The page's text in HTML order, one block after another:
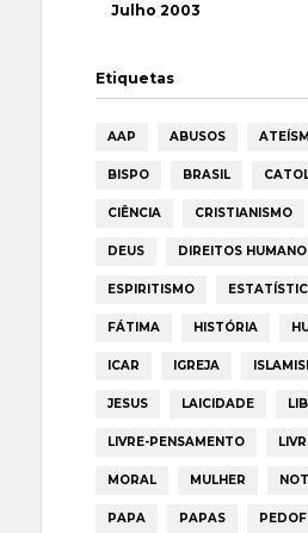
Julho 2003
Etiquetas
AAP ABUSOS
BISPO BRASIL
CIÊNCIA CRISTIANISMO
DEUS DIREITOS
ESPIRITISMO
FÁTIMA HISTÓRIA
ICAR IGREJA
JESUS LAICIDADE
LIVRE-PENSAMENTO
MORAL MULHER
PAPA PAPAS